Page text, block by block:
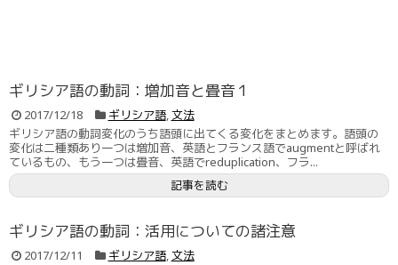
ギリシア語の動詞：増加音と畳音１
2017/12/18 ギリシア語,文法
ギリシア語の動詞変化のうち語頭に出てくる変化をまとめます。語頭の
変化は二種類あり一つは増加音、英語とフランス語でaugmentと呼ばれ
ているもの、もう一つは畳音、英語でreduplication、フラ...
記事を読む
ギリシア語の動詞：活用についての諸注意
2017/12/11 ギリシア語,文法